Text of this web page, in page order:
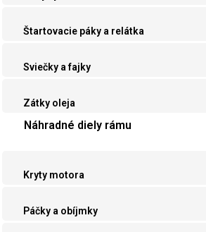
Štartovacie páky a relátka
Sviečky a fajky
Zátky oleja
Náhradné diely rámu
Kryty motora
Páčky a obíjmky